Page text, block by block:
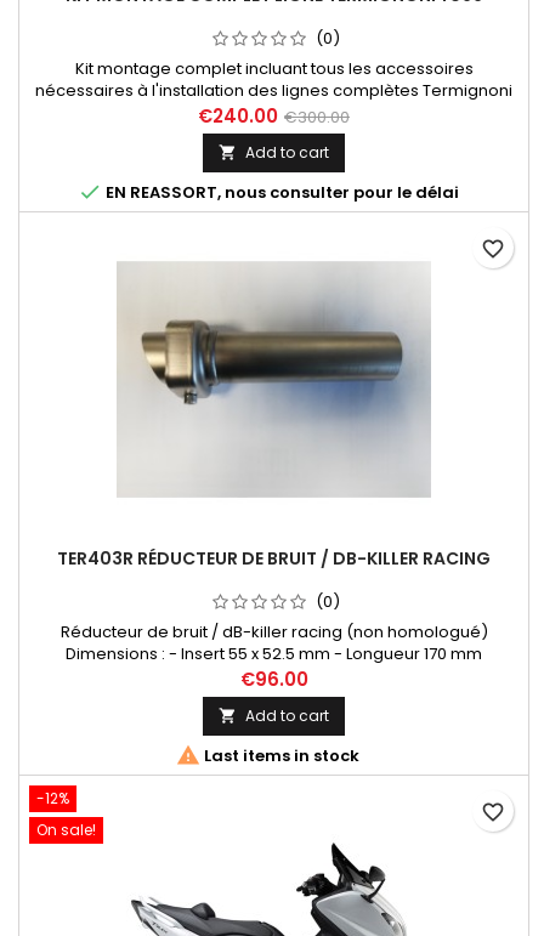
(0)
Kit montage complet incluant tous les accessoires
nécessaires à l'installation des lignes complètes Termignoni
Tmax 530 2012-2016 (réf. Y099).
€240.00 €300.00
 Add to cart
 EN REASSORT, nous consulter pour le délai
TER403R RÉDUCTEUR DE BRUIT / DB-KILLER RACING
(0)
Réducteur de bruit / dB-killer racing (non homologué)
Dimensions : - Insert 55 x 52.5 mm - Longueur 170 mm
€96.00
 Add to cart
 Last items in stock
favorite_border
-12%
On sale!
favorite_border